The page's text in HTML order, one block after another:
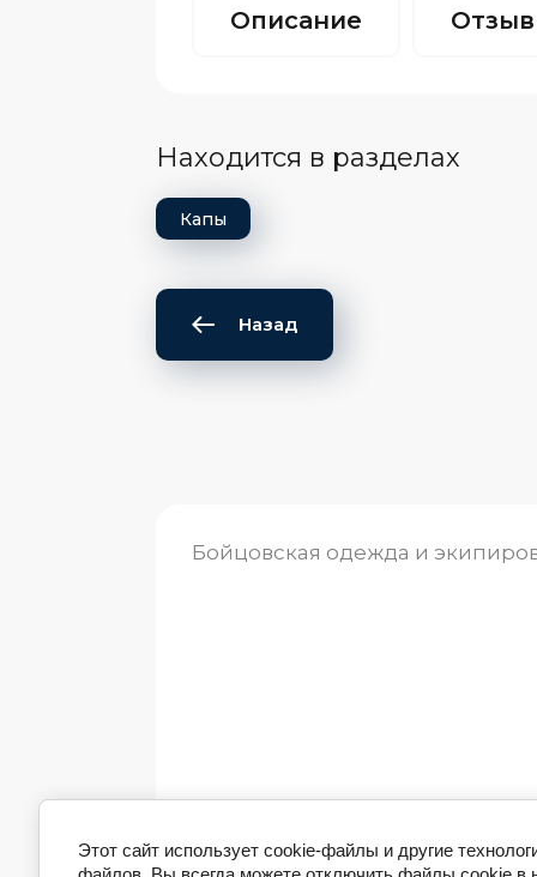
Описание
Находится в разделах
Капы
Назад
Бойцовская одежда и
© 2020 - 2026 ВОСЬМОЙ УГОЛ
Этот сайт использует cookie-файлы и другие